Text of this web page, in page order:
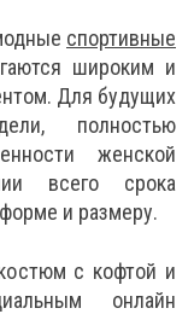
спортивные
широким и
Для будущих
полностью
женской
всего срока
и размеру.
с кофтой и
онлайн